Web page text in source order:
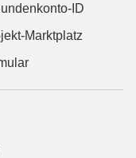
ID
Marktplatz